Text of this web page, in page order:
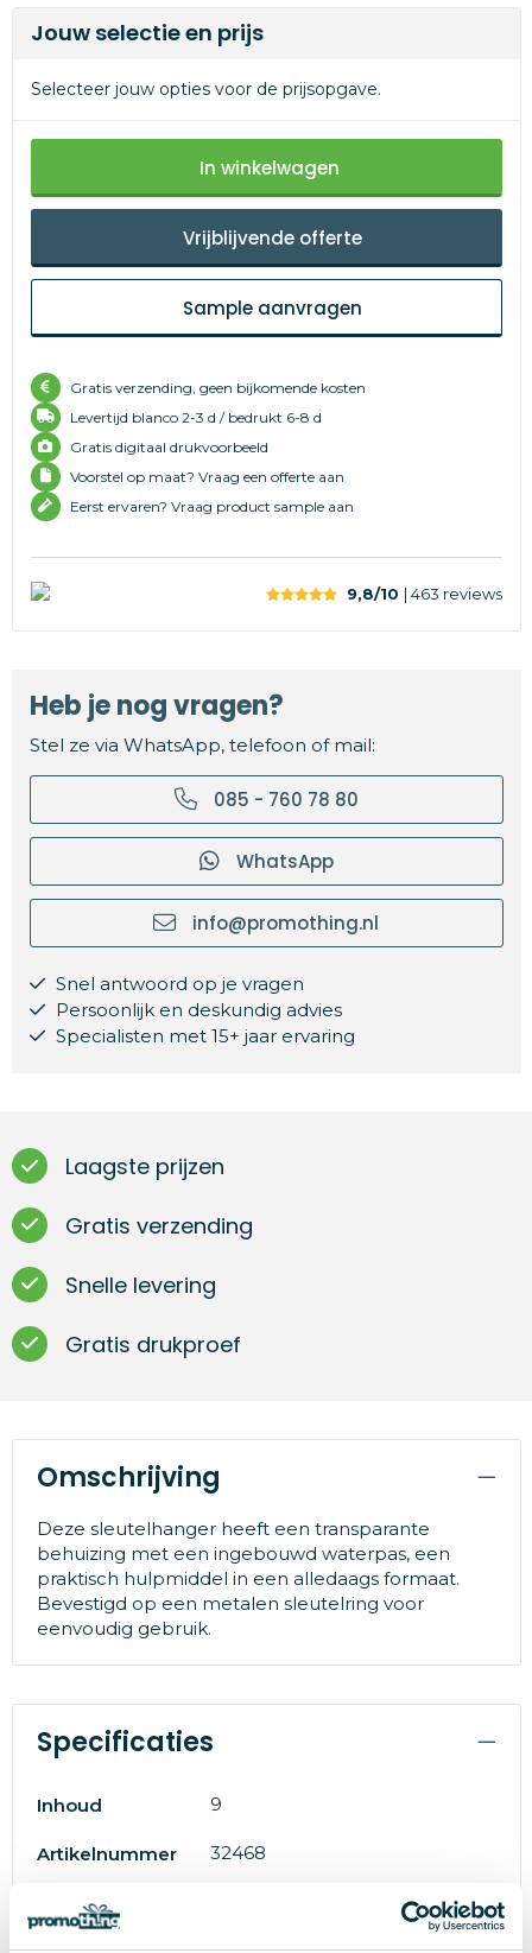
Jouw selectie en prijs
Selecteer jouw opties voor de prijsopgave.
In winkelwagen
Vrijblijvende offerte
Sample aanvragen
Gratis verzending, geen bijkomende kosten
Levertijd blanco 2-3 d / bedrukt 6-8 d
Gratis digitaal drukvoorbeeld
Voorstel op maat? Vraag een offerte aan
Eerst ervaren? Vraag product sample aan
9,8/10 | 463 reviews
Heb je nog vragen?
Stel ze via WhatsApp, telefoon of mail:
085 - 760 78 80
WhatsApp
info@promothing.nl
Snel antwoord op je vragen
Persoonlijk en deskundig advies
Specialisten met 15+ jaar ervaring
Laagste prijzen
Gratis verzending
Snelle levering
Gratis drukproef
Omschrijving
Deze sleutelhanger heeft een transparante
behuizing met een ingebouwd waterpas, een
praktisch hulpmiddel in een alledaags formaat.
Bevestigd op een metalen sleutelring voor
eenvoudig gebruik.
Specificaties
Inhoud 9
Artikelnummer 32468
Materiaal PET, Metaal, Oplosbare olie